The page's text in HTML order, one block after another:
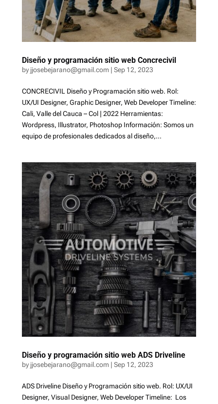
Diseño y programación sitio web Concrecivil
byjjosebejarano@gmail.com | Sep 12, 2023
CONCRECIVIL Diseño y Programación sitio web. Rol:
UX/UI Designer, Graphic Designer, Web Developer Timeline:
Cali, Valle del Cauca – Col | 2022 Herramientas:
Wordpress, Illustrator, Photoshop Información: Somos un
equipo de profesionales dedicados al diseño,...
Diseño y programación sitio web ADS Driveline
byjjosebejarano@gmail.com | Sep 12, 2023
ADS Driveline Diseño y Programación sitio web. Rol: UX/UI
Designer, Visual Designer, Web Developer Timeline: Los